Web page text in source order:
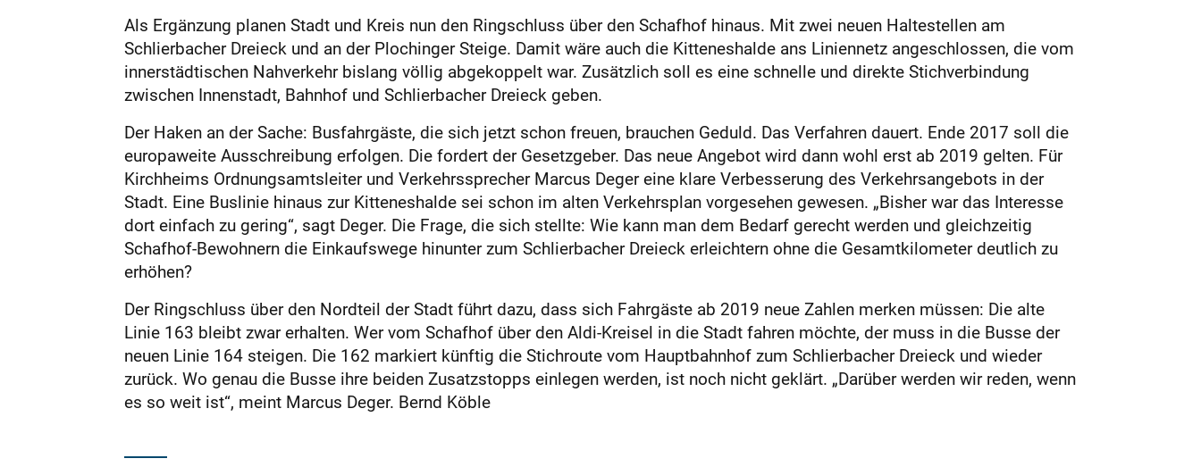
Als Ergänzung planen Stadt und Kreis nun den Ringschluss über den Schafhof hinaus. Mit zwei neuen Haltestellen am
Schlierbacher Dreieck und an der Plochinger Steige. Damit wäre auch die Kitteneshalde ans Liniennetz angeschlossen, die vom
innerstädtischen Nahverkehr bislang völlig abgekoppelt war. Zusätzlich soll es eine schnelle und direkte Stichverbindung
zwischen Innenstadt, Bahnhof und Schlierbacher Dreieck geben.
Der Haken an der Sache: Busfahrgäste, die sich jetzt schon freuen, brauchen Geduld. Das Verfahren dauert. Ende 2017 soll die
europaweite Ausschreibung erfolgen. Die fordert der Gesetzgeber. Das neue Angebot wird dann wohl erst ab 2019 gelten. Für
Kirchheims Ordnungsamtsleiter und Verkehrssprecher Marcus Deger eine klare Verbesserung des Verkehrsangebots in der
Stadt. Eine Buslinie hinaus zur Kitteneshalde sei schon im alten Verkehrsplan vorgesehen gewesen. „Bisher war das Interesse
dort einfach zu gering“, sagt Deger. Die Frage, die sich stellte: Wie kann man dem Bedarf gerecht werden und gleichzeitig
Schafhof-Bewohnern die Einkaufswege hinunter zum Schlierbacher Dreieck erleichtern ohne die Gesamtkilometer deutlich zu
erhöhen?
Der Ringschluss über den Nordteil der Stadt führt dazu, dass sich Fahrgäste ab 2019 neue Zahlen merken müssen: Die alte
Linie 163 bleibt zwar erhalten. Wer vom Schafhof über den Aldi-Kreisel in die Stadt fahren möchte, der muss in die Busse der
neuen Linie 164 steigen. Die 162 markiert künftig die Stichroute vom Hauptbahnhof zum Schlierbacher Dreieck und wieder
zurück. Wo genau die Busse ihre beiden Zusatzstopps einlegen werden, ist noch nicht geklärt. „Darüber werden wir reden, wenn
es so weit ist“, meint Marcus Deger. Bernd Köble